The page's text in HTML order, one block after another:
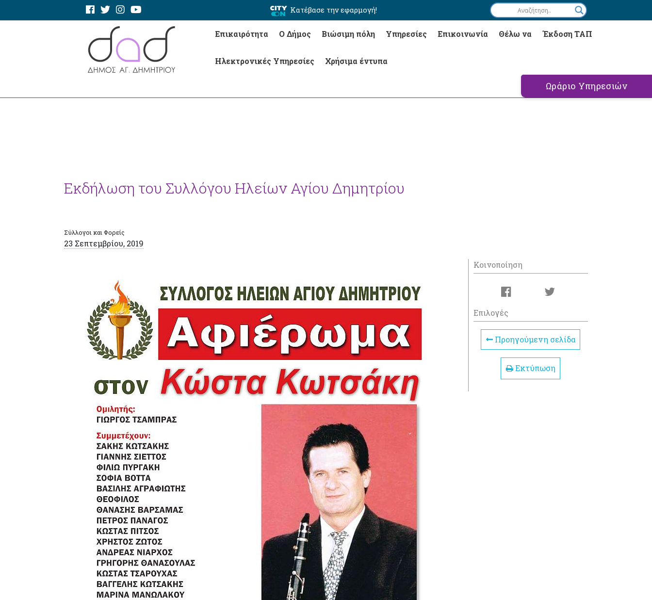
Κατέβασε την εφαρμογή!
Επικαιρότητα Ο Δήμος Βιώσιμη πόλη Υπηρεσίες Επικοινωνία Θέλω να Έκδοση ΤΑΠ
Ηλεκτρονικές Υπηρεσίες Χρήσιμα έντυπα
Ωράριο Υπηρεσιών
Εκδήλωση του Συλλόγου Ηλείων Αγίου Δημητρίου
Σύλλογοι και Φορείς
23 Σεπτεμβρίου, 2019
Κοινοποίηση
Επιλογές
Προηγούμενη σελίδα
Εκτύπωση